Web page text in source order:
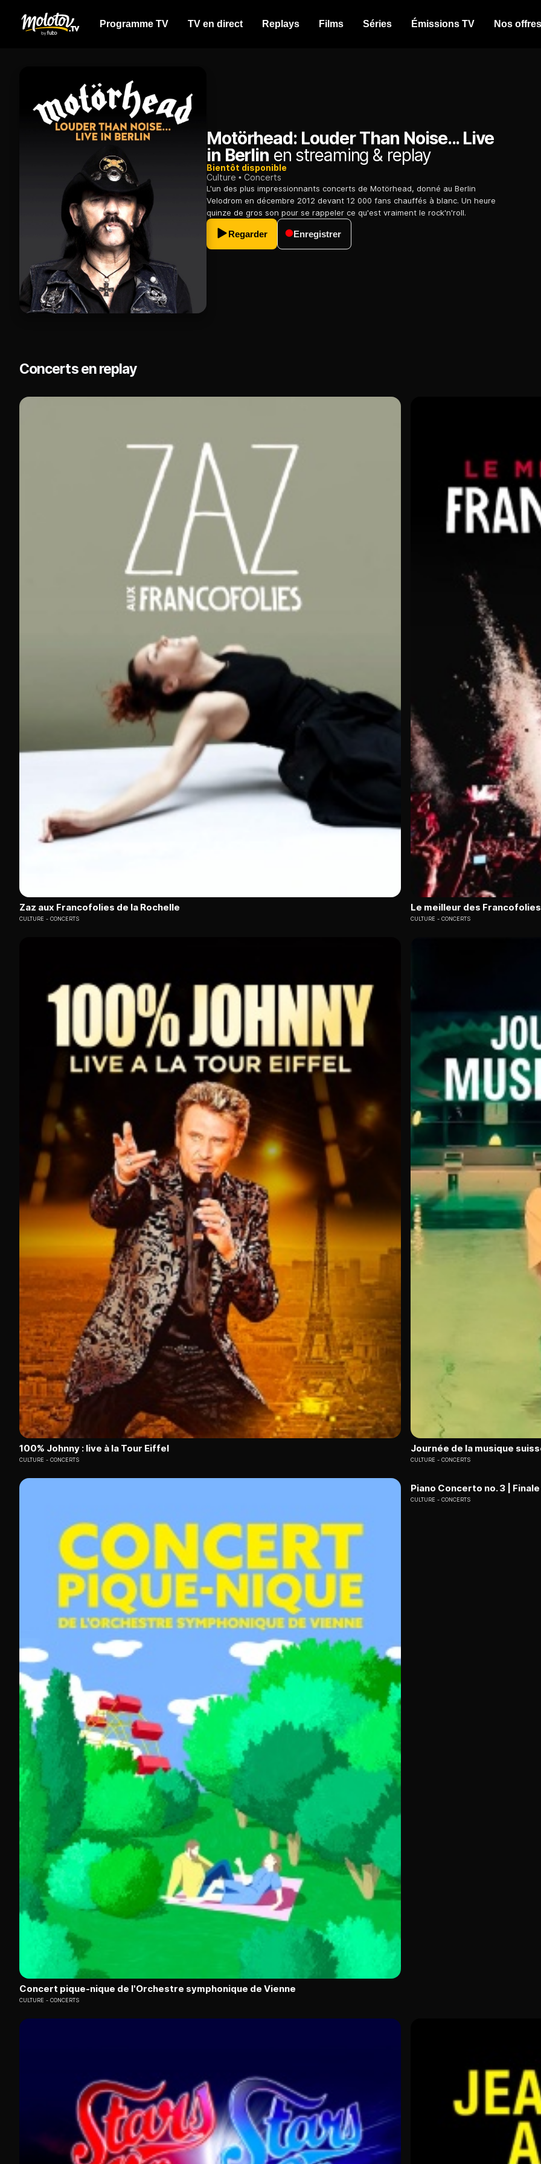
Programme TV TV en direct Replays Films Séries Émissions TV Nos offres
Motörhead: Louder Than Noise... Live
in Berlin en streaming & replay
Bientôt disponible
Culture
Concerts
L'un des plus impressionnants concerts de Motörhead, donné au Berlin
Velodrom en décembre 2012 devant 12 000 fans chauffés à blanc. Un heure
quinze de gros son pour se rappeler ce qu'est vraiment le rock'n'roll.
Regarder Enregistrer
Concerts en replay
Zaz aux Francofolies de la Rochelle
CULTURE CONCERTS
Le meilleur des Francofolies
CULTURE CONCERTS
100% Johnny : live à la Tour Eiffel
CULTURE CONCERTS
Journée de la musique
CULTURE CONCERTS
Concert pique-nique de l'Orchestre symphonique de Vienne
CULTURE CONCERTS
Piano Concerto no. 3 | Finale
CULTURE CONCERTS